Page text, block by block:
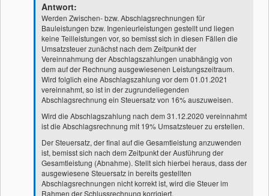
Antwort:
Werden Zwischen- bzw. Abschlagsrechnungen für
Bauleistungen bzw. Ingenieurleistungen gestellt und liegen
keine Teilleistungen vor, so bemisst sich in diesen Fällen die
Umsatzsteuer zunächst nach dem Zeitpunkt der
Vereinnahmung der Abschlagszahlungen unabhängig von
dem auf der Rechnung ausgewiesenen Leistungszeitraum.
Wird folglich eine Abschlagszahlung vor dem 01.01.2021
vereinnahmt, so ist in der zugrundeliegenden
Abschlagsrechnung ein Steuersatz von 16% auszuweisen.
Wird die Abschlagszahlung nach dem 31.12.2020 vereinnahmt
ist die Abschlagsrechnung mit 19% Umsatzsteuer zu erstellen.
Der Steuersatz, der final auf die Gesamtleistung anzuwenden
ist, bemisst sich nach dem Zeitpunkt der Ausführung der
Gesamtleistung (Abnahme). Stellt sich hierbei heraus, dass der
ausgewiesene Steuersatz in bereits gestellten
Abschlagsrechnungen nicht korrekt ist, wird die Steuer im
Rahmen der Schlussrechnung korrigiert.